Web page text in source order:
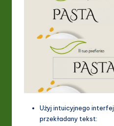
Użyj intuicyjnego
przekładany tekst: